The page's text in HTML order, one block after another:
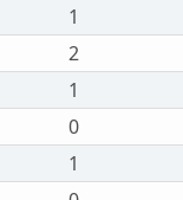
1
2
1
0
1